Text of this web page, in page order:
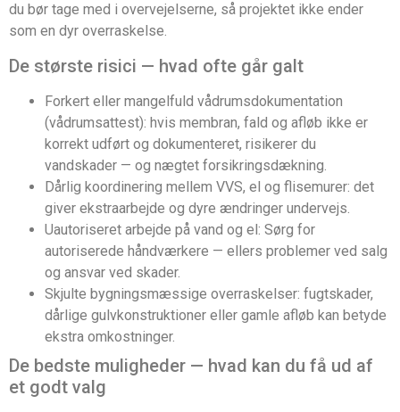
du bør tage med i overvejelserne, så projektet ikke ender
som en dyr overraskelse.
De største risici — hvad ofte går galt
Forkert eller mangelfuld vådrumsdokumentation
(vådrumsattest): hvis membran, fald og afløb ikke er
korrekt udført og dokumenteret, risikerer du
vandskader — og nægtet forsikringsdækning.
Dårlig koordinering mellem VVS, el og flisemurer: det
giver ekstraarbejde og dyre ændringer undervejs.
Uautoriseret arbejde på vand og el: Sørg for
autoriserede håndværkere — ellers problemer ved salg
og ansvar ved skader.
Skjulte bygningsmæssige overraskelser: fugtskader,
dårlige gulvkonstruktioner eller gamle afløb kan betyde
ekstra omkostninger.
De bedste muligheder — hvad kan du få ud af
et godt valg